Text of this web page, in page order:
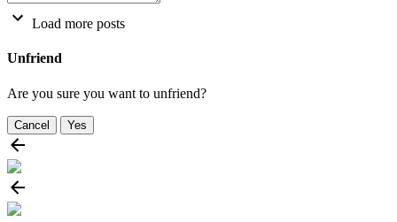
Load more posts
Unfriend
Are you sure you want to unfriend?
Cancel Yes